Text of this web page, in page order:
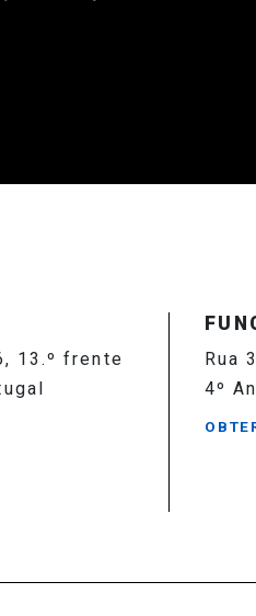
13.º frente
Rua
4º